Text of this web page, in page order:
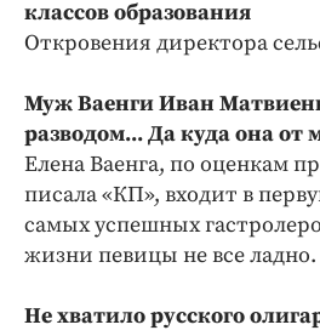
Экономика и бизнес
Блоги
Издания
Медиаперсона
Интересное чтиво
Бренд года
классов образования
Откровения директора
Муж Ваенги Иван
разводом... Да куда она от
Елена Ваенга, по оценкам
писала «КП», входит в
самых успешных
жизни певицы не все ладно.
Не хватило русского